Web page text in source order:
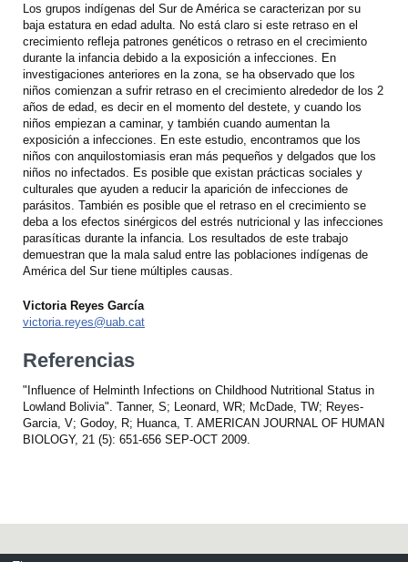
Los grupos indígenas del Sur de América se caracterizan por su
baja estatura en edad adulta. No está claro si este retraso en el
crecimiento refleja patrones genéticos o retraso en el crecimiento
durante la infancia debido a la exposición a infecciones. En
investigaciones anteriores en la zona, se ha observado que los
niños comienzan a sufrir retraso en el crecimiento alrededor de los 2
años de edad, es decir en el momento del destete, y cuando los
niños empiezan a caminar, y también cuando aumentan la
exposición a infecciones. En este estudio, encontramos que los
niños con anquilostomiasis eran más pequeños y delgados que los
niños no infectados. Es posible que existan prácticas sociales y
culturales que ayuden a reducir la aparición de infecciones de
parásitos. También es posible que el retraso en el crecimiento se
deba a los efectos sinérgicos del estrés nutricional y las infecciones
parasíticas durante la infancia. Los resultados de este trabajo
demuestran que la mala salud entre las poblaciones indígenas de
América del Sur tiene múltiples causas.
Victoria Reyes García
victoria.reyes@uab.cat
Referencias
"Influence of Helminth Infections on Childhood Nutritional Status in
Lowland Bolivia". Tanner, S; Leonard, WR; McDade, TW; Reyes-
Garcia, V; Godoy, R; Huanca, T. AMERICAN JOURNAL OF HUMAN
BIOLOGY, 21 (5): 651-656 SEP-OCT 2009.